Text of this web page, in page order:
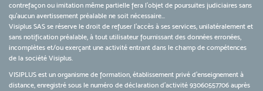
contrefaçon ou imitation même partielle fera l'objet de poursuites judiciaires sans
qu’aucun avertissement préalable ne soit nécessaire...
Visiplus SAS se réserve le droit de refuser l'accès à ses services, unilatéralement et
sans notification préalable, à tout utilisateur fournissant des données erronées,
incomplètes et/ou exerçant une activité entrant dans le champ de compétences
de la société Visiplus.
VISIPLUS est un organisme de formation, établissement privé d’enseignement à
distance, enregistré sous le numéro de déclaration d’activité 93060557706 auprès